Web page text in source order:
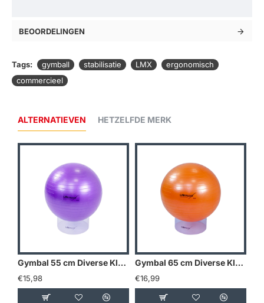
BEOORDELINGEN
Tags: gymball stabilisatie LMX
ergonomisch
commercieel
ALTERNATIEVEN HETZELFDE MERK
Gymbal 55 cm Diverse Kleuren
€15,98
Gymbal 65 cm Diverse Kleuren
€16,99